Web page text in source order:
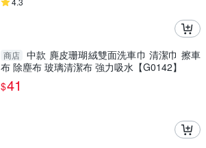
商店 中款 麂皮珊瑚絨雙面洗車巾 清潔巾 擦車
布 除塵布 玻璃清潔布 強力吸水【G0142】
$41